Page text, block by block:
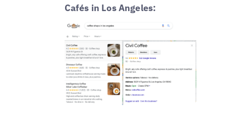
Cafés in Los Angeles: